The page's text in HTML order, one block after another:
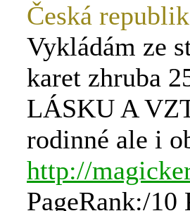
Česká
Vykládám ze
karet zhruba
LÁSKU A
rodinné ale i
http://
PageRank:/